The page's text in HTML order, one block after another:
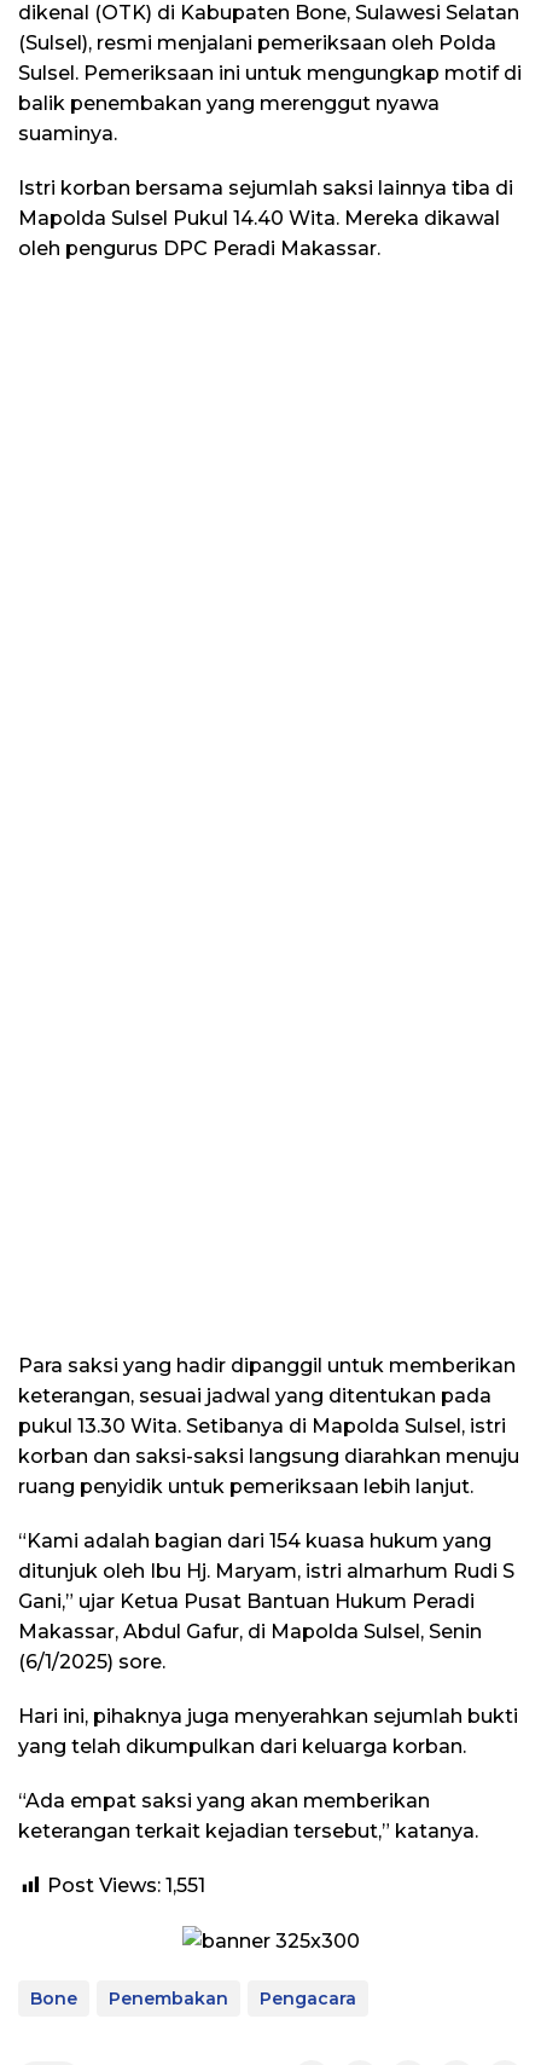
dikenal (OTK) di Kabupaten Bone, Sulawesi Selatan
(Sulsel), resmi menjalani pemeriksaan oleh Polda
Sulsel. Pemeriksaan ini untuk mengungkap motif di
balik penembakan yang merenggut nyawa
suaminya.
Istri korban bersama sejumlah saksi lainnya tiba di
Mapolda Sulsel Pukul 14.40 Wita. Mereka dikawal
oleh pengurus DPC Peradi Makassar.
Para saksi yang hadir dipanggil untuk memberikan
keterangan, sesuai jadwal yang ditentukan pada
pukul 13.30 Wita. Setibanya di Mapolda Sulsel, istri
korban dan saksi-saksi langsung diarahkan menuju
ruang penyidik untuk pemeriksaan lebih lanjut.
“Kami adalah bagian dari 154 kuasa hukum yang
ditunjuk oleh Ibu Hj. Maryam, istri almarhum Rudi S
Gani,” ujar Ketua Pusat Bantuan Hukum Peradi
Makassar, Abdul Gafur, di Mapolda Sulsel, Senin
(6/1/2025) sore.
Hari ini, pihaknya juga menyerahkan sejumlah bukti
yang telah dikumpulkan dari keluarga korban.
“Ada empat saksi yang akan memberikan
keterangan terkait kejadian tersebut,” katanya.
Post Views: 1,551
Bone Penembakan Pengacara